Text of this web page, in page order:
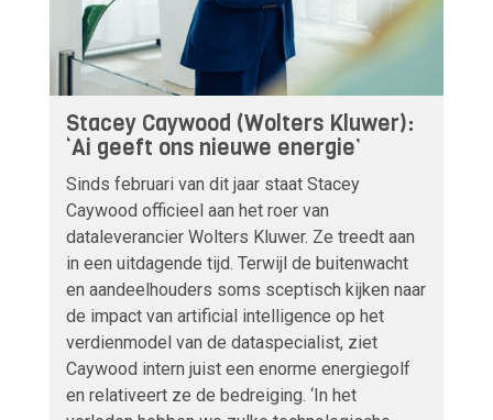
Stacey Caywood (Wolters Kluwer):
‘Ai geeft ons nieuwe energie’
Sinds februari van dit jaar staat Stacey
Caywood officieel aan het roer van
dataleverancier Wolters Kluwer. Ze treedt aan
in een uitdagende tijd. Terwijl de buitenwacht
en aandeelhouders soms sceptisch kijken naar
de impact van artificial intelligence op het
verdienmodel van de dataspecialist, ziet
Caywood intern juist een enorme energiegolf
en relativeert ze de bedreiging. ‘In het